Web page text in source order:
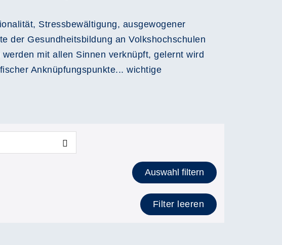
Stressbewältigung, ausgewogener
der Gesundheitsbildung an Volkshochschulen
mit allen Sinnen verknüpft, gelernt wird
Anknüpfungspunkte... wichtige
Auswahl filtern
Filter leeren